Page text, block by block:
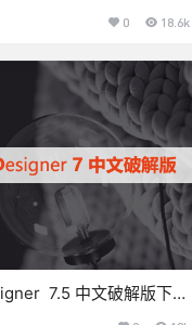
0 18.6k
7.5 中文破解版下载